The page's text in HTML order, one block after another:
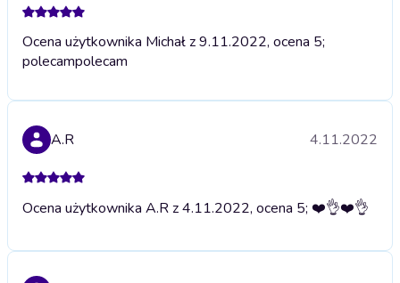
Ocena użytkownika Michał z 9.11.2022, ocena 5;
polecampolecam
A.R 4.11.2022
Ocena użytkownika A.R z 4.11.2022, ocena 5; ❤️👌❤️👌